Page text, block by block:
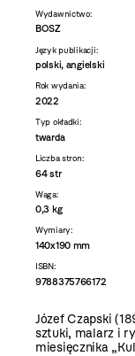
Wydawnictwo:
BOSZ
Język publikacji:
polski, angielski
Rok wydania:
2022
Typ okładki:
twarda
Liczba stron:
64 str
Waga:
0,3 kg
Wymiary:
140x190 mm
ISBN:
9788375766172
Józef Czapski
sztuki, malarz i
miesięcznika